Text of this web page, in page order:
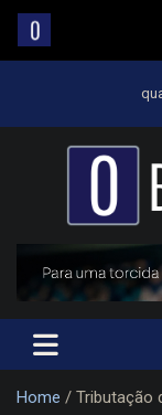
Um
Home Tributação